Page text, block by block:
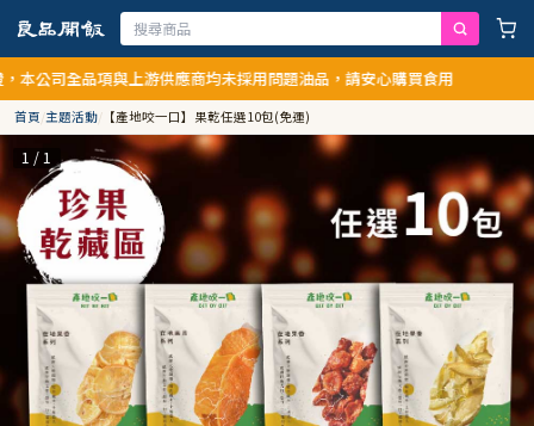
全品項與上游供應商均未採用問題油品，請安心購買食用
首頁/主題活動/ 【產地咬一口】果乾任選10包(免運)
1 / 1